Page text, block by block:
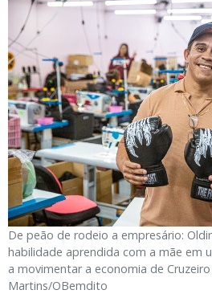
De peão de rodeio a empresário:
habilidade aprendida com a mãe em
a movimentar a economia de
Martins/OBemdito